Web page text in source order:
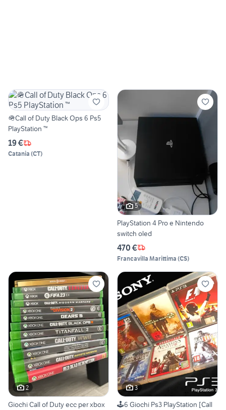
🪖Call of Duty Black Ops 6 Ps5
PlayStation ™
19 €
Catania (CT)
5
PlayStation 4 Pro e Nintendo
switch oled
470 €
Francavilla Marittima (CS)
2
Giochi Call of Duty ecc per xbox
3
🕹️6 Giochi Ps3 PlayStation [Call